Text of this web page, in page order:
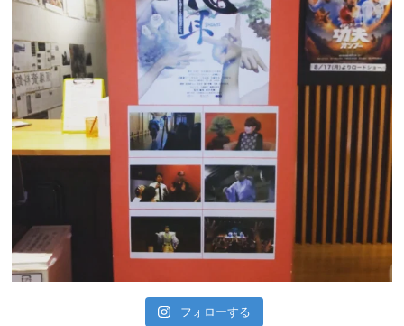
フォローする